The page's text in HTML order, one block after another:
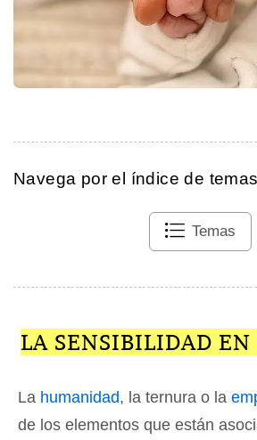
Navega por el índice de
Temas
LA SENSIBILIDAD EN
La humanidad, la ternura o la
de los elementos que están